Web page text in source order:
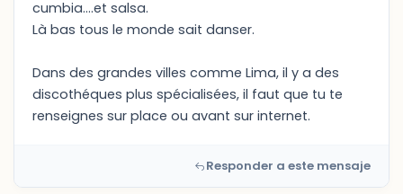
cumbia....et salsa.
Là bas tous le monde sait danser.
Dans des grandes villes comme Lima, il y a des
discothéques plus spécialisées, il faut que tu te
renseignes sur place ou avant sur internet.
Responder a este mensaje